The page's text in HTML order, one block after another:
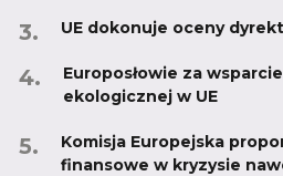
UE dokonuje oceny
Europosłowie za
ekologicznej w UE
Komisja Europejska
finansowe w kryzysie